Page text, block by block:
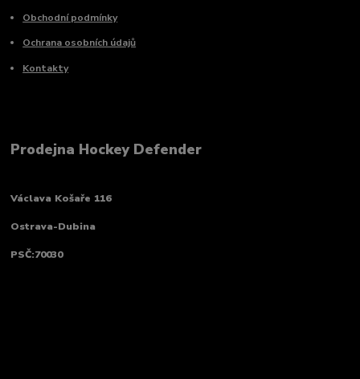
Obchodní podmínky
Ochrana osobních údajů
Kontakty
Prodejna Hockey Defender
Václava Košaře 116
Ostrava-Dubina
PSČ:70030